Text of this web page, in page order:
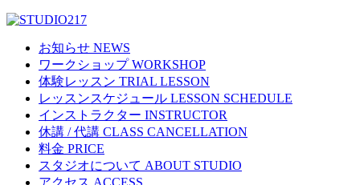
お知らせ NEWS
ワークショップ WORKSHOP
体験レッスン TRIAL LESSON
レッスンスケジュール LESSON SCHEDULE
インストラクター INSTRUCTOR
休講 / 代講 CLASS CANCELLATION
料金 PRICE
スタジオについて ABOUT STUDIO
アクセス ACCESS